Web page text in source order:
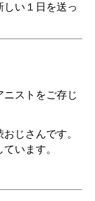
い１日を送っ
ニストをご存じ
じさんです。
います。